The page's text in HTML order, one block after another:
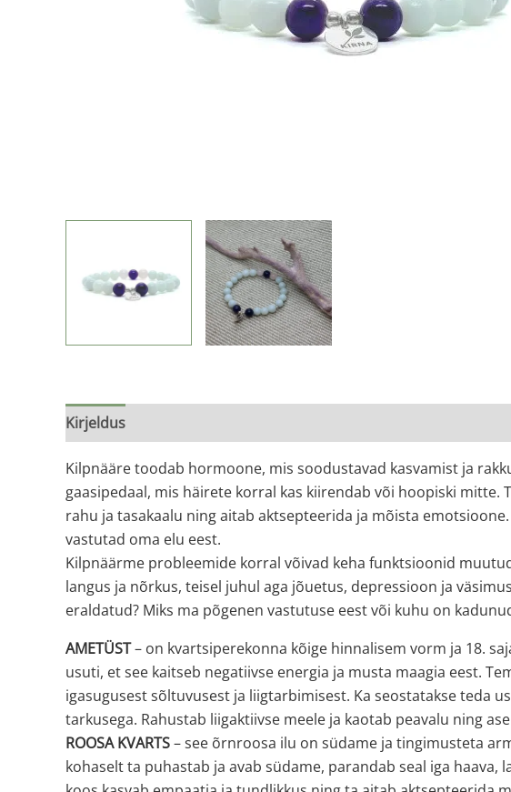
Kirjeldus
Kilpnääre toodab hormoone, mis soodustavad kasvamist ja
gaasipedaal, mis häirete korral kas kiirendab või hoopiski mitte.
rahu ja tasakaalu ning aitab aktsepteerida ja mõista
vastutad oma elu eest.
Kilpnäärme probleemide korral võivad keha funktsioonid
langus ja nõrkus, teisel juhul aga jõuetus, depressioon ja
eraldatud? Miks ma põgenen vastutuse eest või kuhu on
AMETÜST– on kvartsiperekonna kõige hinnalisem vorm ja 18.
usuti, et see kaitseb negatiivse energia ja musta maagia eest.
igasugusest sõltuvusest ja liigtarbimisest. Ka seostatakse teda
tarkusega. Rahustab liigaktiivse meele ja kaotab peavalu ning
ROOSA KVARTS– see õrnroosa ilu on südame ja tingimusteta
kohaselt ta puhastab ja avab südame, parandab seal iga